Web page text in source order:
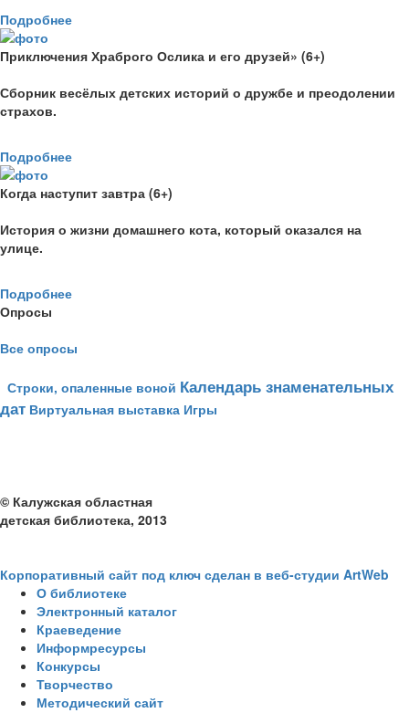
Подробнее
Приключения Храброго Ослика и его друзей» (6+)
Сборник весёлых детских историй о дружбе и преодолении
страхов.
Подробнее
Когда наступит завтра (6+)
История о жизни домашнего кота, который оказался на
улице.
Подробнее
Опросы
Все опросы
Строки, опаленные воной Календарь знаменательных
дат Виртуальная выставка Игры
© Калужская областная
детская библиотека, 2013
Корпоративный сайт под ключ сделан в веб-студии ArtWeb
О библиотеке
Электронный каталог
Краеведение
Информресурсы
Конкурсы
Творчество
Методический сайт